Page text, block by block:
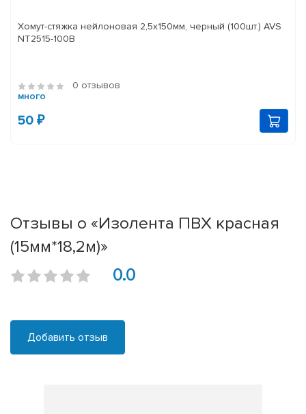
Хомут-стяжка нейлоновая 2,5х150мм, черный (100шт.) AVS
NT2515-100B
0 отзывов
много
50 ₽
Отзывы о «Изолента ПВХ красная
(15мм*18,2м)»
0.0
Добавить отзыв